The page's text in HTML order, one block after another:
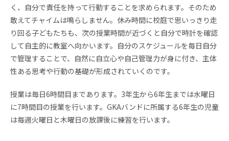
News Topics
FAQ 図書蔵書検索
保護者専用ページ
卒業生・転出された方
へ
情報公開 アクセス
プライバシーポリシー
く、自分で責任を持って行動することを求められます。そのため
敢えてチャイムは鳴らしません。休み時間に校庭で思いっきり走
り回る子どもたちも、次の授業時間が近づくと自分で時計を確認
して自主的に教室へ向かいます。自分のスケジュールを毎日自分
で管理することで、自然に自立心や自己管理力が身に付き、主体
性ある思考や行動の基礎が形成されていくのです。
授業は毎日6時間目まであります。3年生から6年生までは水曜日
に7時間目の授業を行います。GKAバンドに所属する6年生の児童
は毎週火曜日と木曜日の放課後に練習を行います。